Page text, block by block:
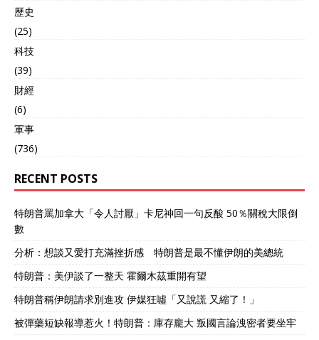
歷史
(25)
科技
(39)
財經
(6)
軍事
(736)
RECENT POSTS
特朗普罵加拿大「令人討厭」卡尼神回一句反酸 50％關稅大限倒
數
分析：想談又愛打充滿挫折感 特朗普是最不懂伊朗的美總統
特朗普：美伊談了一整天 霍爾木茲重開有望
特朗普稱伊朗請求別進攻 伊媒狂噓「又說謊 又縮了！」
被彈藥短缺報導惹火！特朗普：庫存龐大 叛國言論洩密者要坐牢